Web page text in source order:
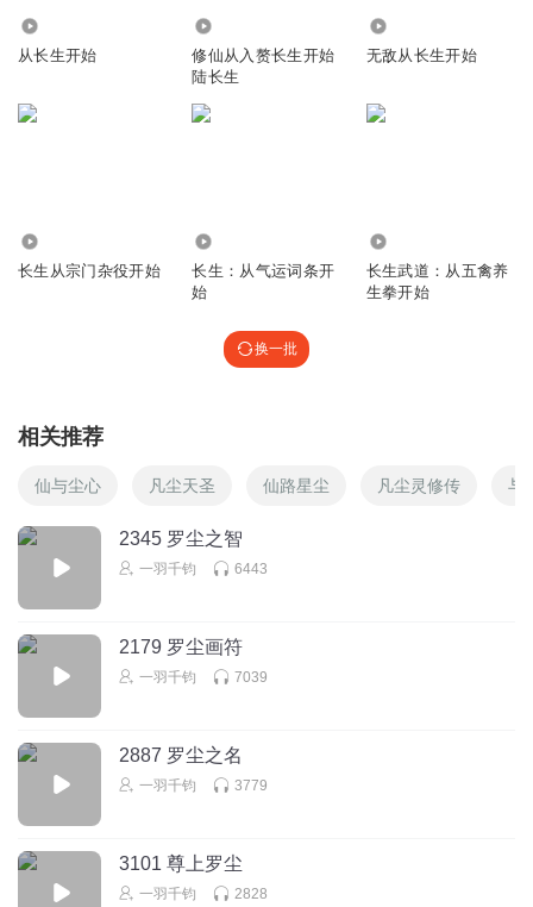
从长生开始
修仙从入赘长生开始
陆长生
无敌从长生开始
长生从宗门杂役开始
长生：从气运词条开
始
长生武道：从五禽养
生拳开始
换一批
相关推荐
仙与尘心 凡尘天圣 仙路星尘 凡尘灵修传 与
2345 罗尘之智
一羽千钧 6443
2179 罗尘画符
一羽千钧 7039
2887 罗尘之名
一羽千钧 3779
3101 尊上罗尘
一羽千钧 2828